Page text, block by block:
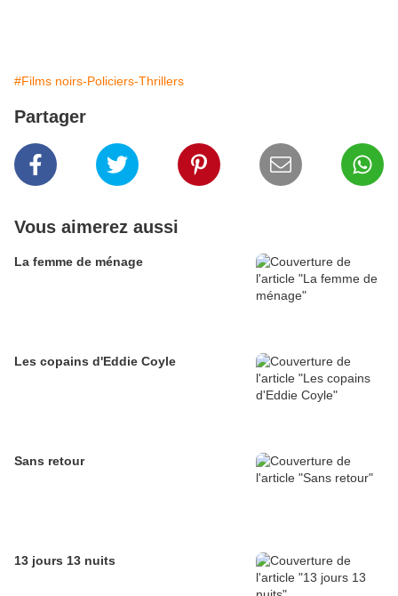
#Films noirs-Policiers-Thrillers
Partager
Vous aimerez aussi
La femme de ménage
Les copains d'Eddie Coyle
Sans retour
13 jours 13 nuits